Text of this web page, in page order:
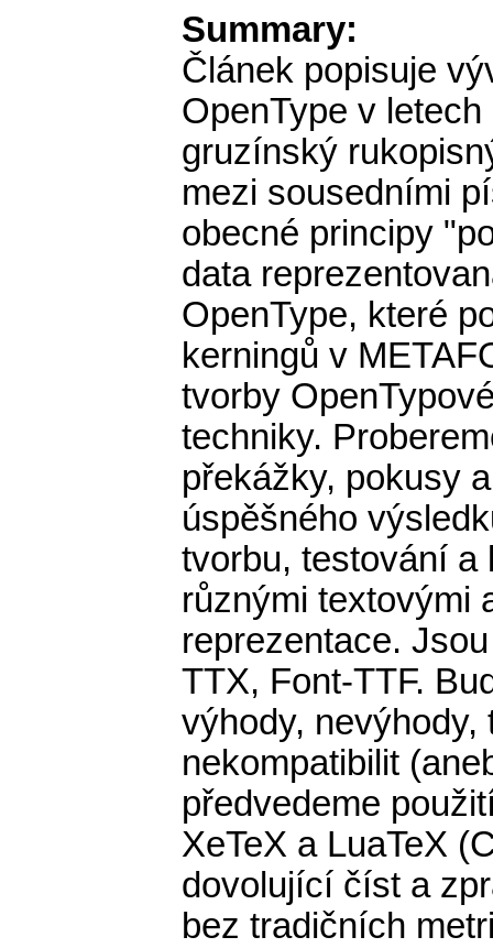
Summary:
Článek popisuje
OpenType v
gruzínský
mezi sousedními
obecné principy
data
OpenType, které
kerningů v
tvorby
techniky.
překážky, pokusy
úspěšného
tvorbu, testování a
různými textovými
reprezentace.
TTX, Font-TTF.
výhody,
nekompatibilit
předvedeme
XeTeX a LuaTeX
dovolující číst a
bez tradičních